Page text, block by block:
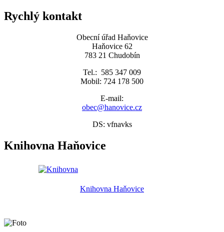
Rychlý kontakt
Obecní úřad Haňovice
Haňovice 62
783 21 Chudobín
Tel.: 585 347 009
Mobil: 724 178 500
E-mail:
obec@hanovice.cz
DS: vfnavks
Knihovna Haňovice
Knihovna Haňovice